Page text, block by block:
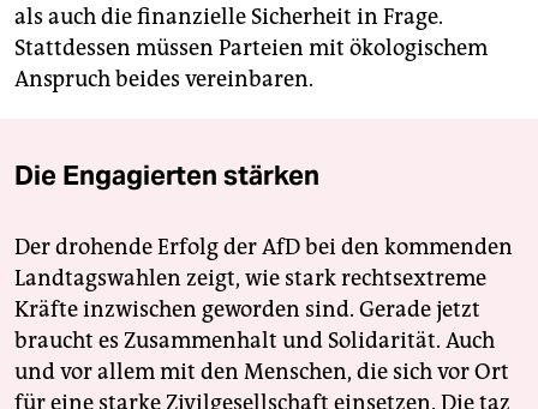
als auch die finanzielle Sicherheit in Frage.
Stattdessen müssen Parteien mit ökologischem
Anspruch beides vereinbaren.
Die Engagierten stärken
Der drohende Erfolg der AfD bei den kommenden
Landtagswahlen zeigt, wie stark rechtsextreme
Kräfte inzwischen geworden sind. Gerade jetzt
braucht es Zusammenhalt und Solidarität. Auch
und vor allem mit den Menschen, die sich vor Ort
für eine starke Zivilgesellschaft einsetzen. Die taz